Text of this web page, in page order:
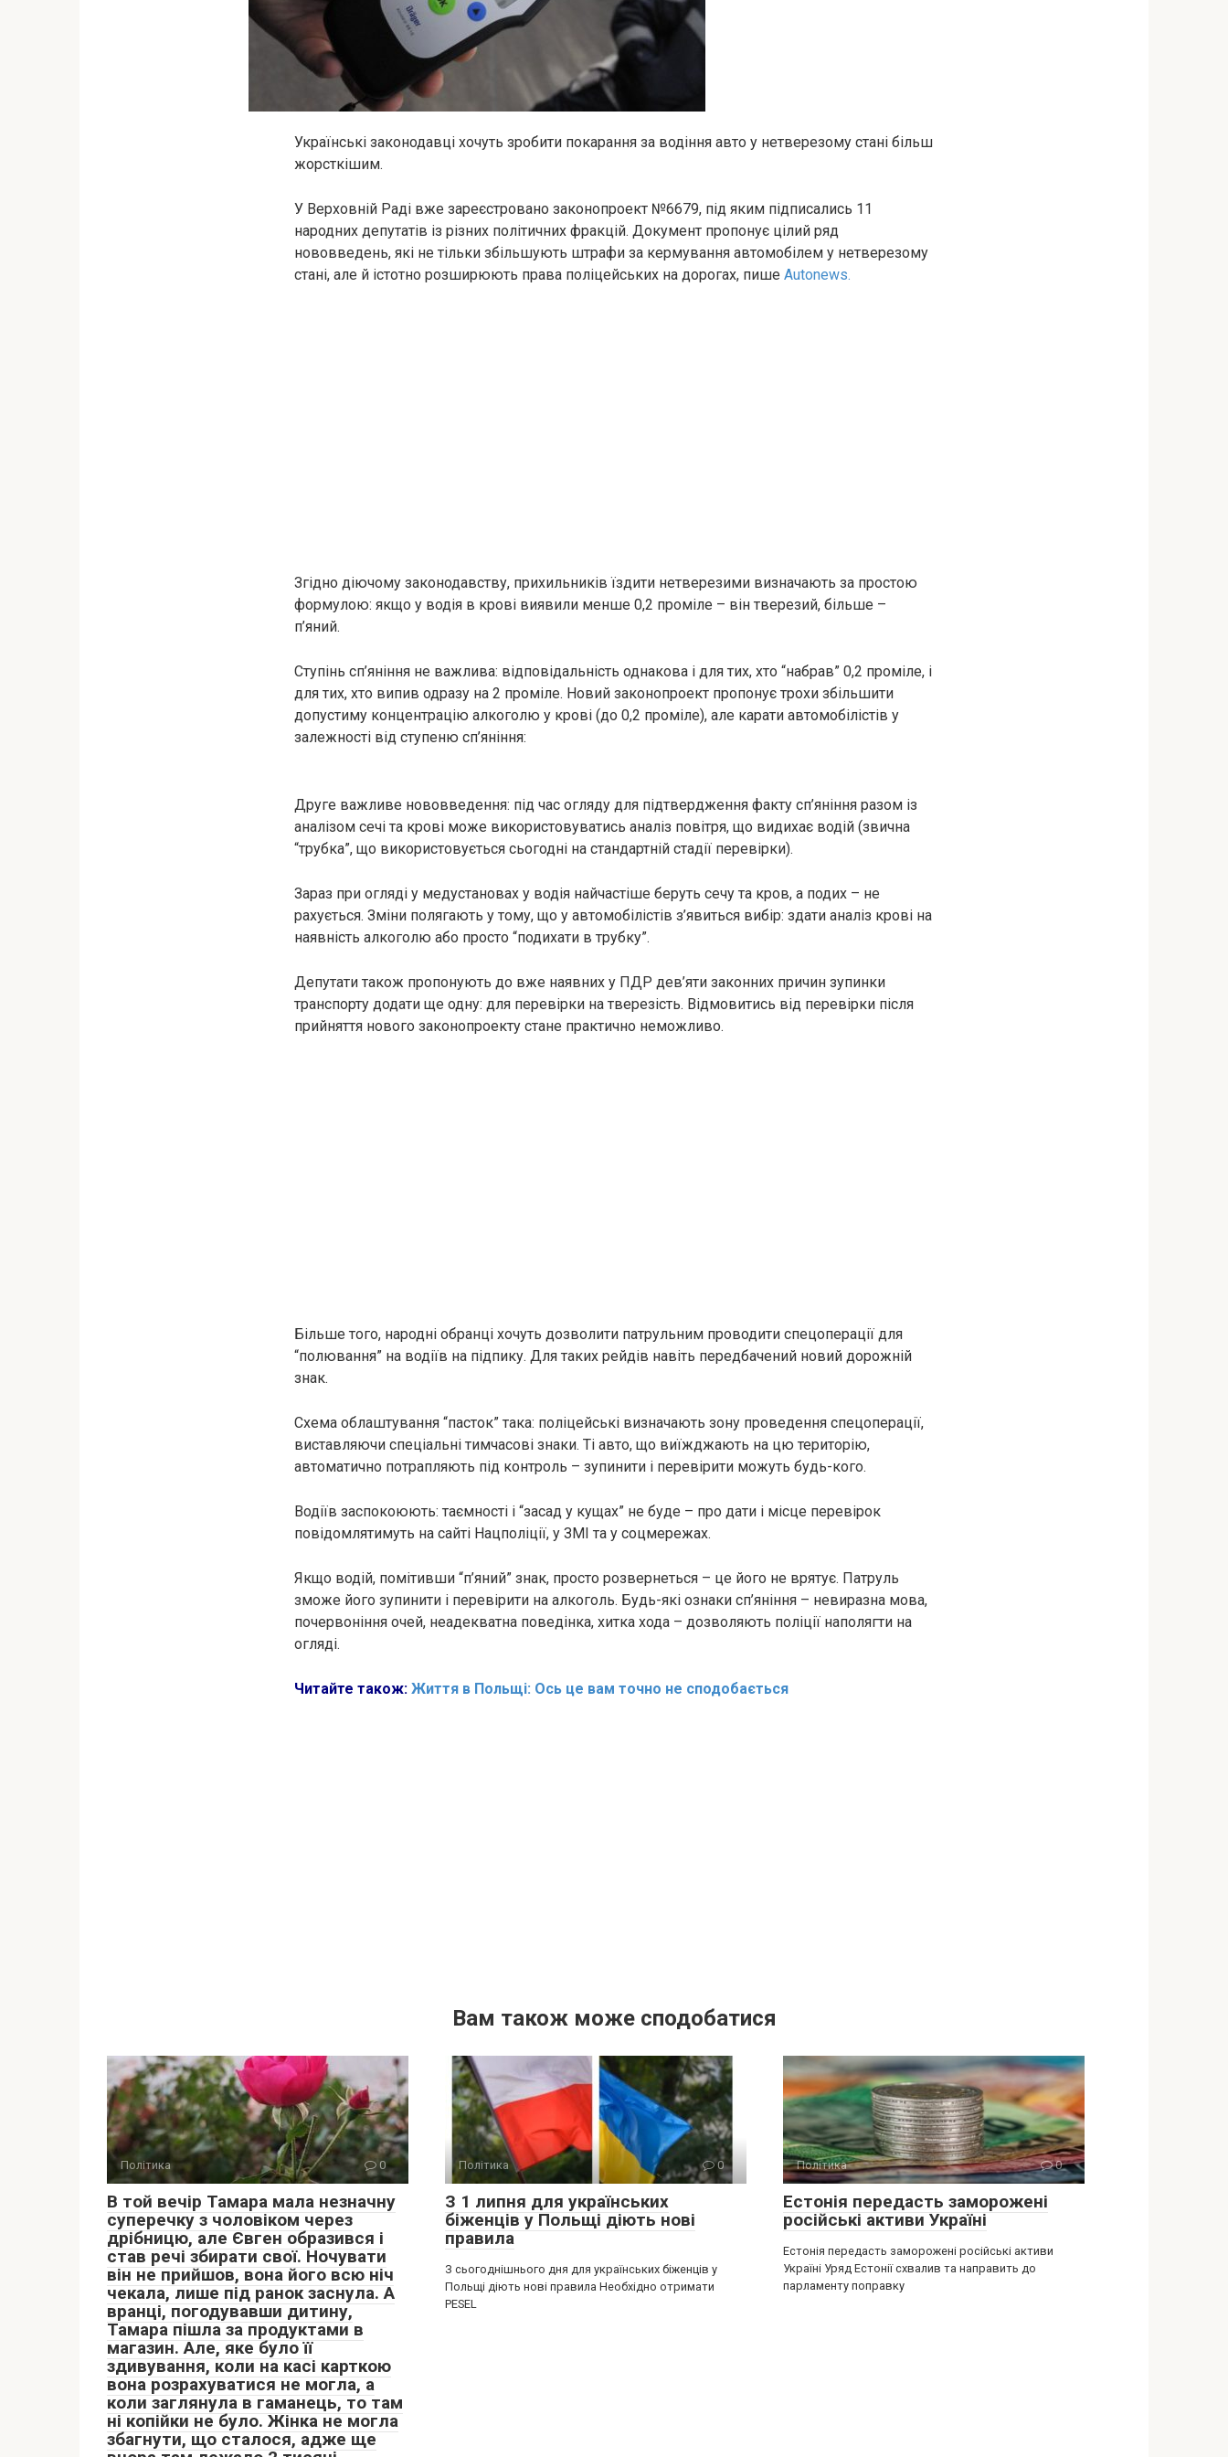
Українські законодавці хочуть зробити покарання за водіння авто у нетверезому стані більш
жорсткішим.
У Верховній Раді вже зареєстровано законопроект №6679, під яким підписались 11
народних депутатів із різних політичних фракцій. Документ пропонує цілий ряд
нововведень, які не тільки збільшують штрафи за кермування автомобілем у нетверезому
стані, але й істотно розширюють права поліцейських на дорогах, пише Autonews.
Згідно діючому законодавству, прихильників їздити нетверезими визначають за простою
формулою: якщо у водія в крові виявили менше 0,2 проміле – він тверезий, більше –
п’яний.
Ступінь сп’яніння не важлива: відповідальність однакова і для тих, хто “набрав” 0,2 проміле, і
для тих, хто випив одразу на 2 проміле. Новий законопроект пропонує трохи збільшити
допустиму концентрацію алкоголю у крові (до 0,2 проміле), але карати автомобілістів у
залежності від ступеню сп’яніння:
Друге важливе нововведення: під час огляду для підтвердження факту сп’яніння разом із
аналізом сечі та крові може використовуватись аналіз повітря, що видихає водій (звична
“трубка”, що використовується сьогодні на стандартній стадії перевірки).
Зараз при огляді у медустановах у водія найчастіше беруть сечу та кров, а подих – не
рахується. Зміни полягають у тому, що у автомобілістів з’явиться вибір: здати аналіз крові на
наявність алкоголю або просто “подихати в трубку”.
Депутати також пропонують до вже наявних у ПДР дев’яти законних причин зупинки
транспорту додати ще одну: для перевірки на тверезість. Відмовитись від перевірки після
прийняття нового законопроекту стане практично неможливо.
Більше того, народні обранці хочуть дозволити патрульним проводити спецоперації для
“полювання” на водіїв на підпику. Для таких рейдів навіть передбачений новий дорожній
знак.
Схема облаштування “пасток” така: поліцейські визначають зону проведення спецоперації,
виставляючи спеціальні тимчасові знаки. Ті авто, що виїжджають на цю територію,
автоматично потрапляють під контроль – зупинити і перевірити можуть будь-кого.
Водіїв заспокоюють: таємності і “засад у кущах” не буде – про дати і місце перевірок
повідомлятимуть на сайті Нацполіції, у ЗМІ та у соцмережах.
Якщо водій, помітивши “п’яний” знак, просто розвернеться – це його не врятує. Патруль
зможе його зупинити і перевірити на алкоголь. Будь-які ознаки сп’яніння – невиразна мова,
почервоніння очей, неадекватна поведінка, хитка хода – дозволяють поліції наполягти на
огляді.
Читайте також: Життя в Польщі: Ось це вам точно не сподобається
Вам також може сподобатися
Політика 0
В той вечір Тамара мала незначну
суперечку з чоловіком через
дрібницю, але Євген образився і
став речі збирати свої. Ночувати
він не прийшов, вона його всю ніч
чекала, лише під ранок заснула. А
вранці, погодувавши дитину,
Тамара пішла за продуктами в
магазин. Але, яке було її
здивування, коли на касі карткою
вона розрахуватися не могла, а
коли заглянула в гаманець, то там
ні копійки не було. Жінка не могла
збагнути, що сталося, адже ще
Політика 0
З 1 липня для українських
біженців у Польщі діють нові
правила
З сьогоднішнього дня для українських біженців у
Польщі діють нові правила Необхідно отримати
PESEL
Політика 0
Естонія передасть заморожені
російські активи Україні
Естонія передасть заморожені російські активи
Україні Уряд Естонії схвалив та направить до
парламенту поправку